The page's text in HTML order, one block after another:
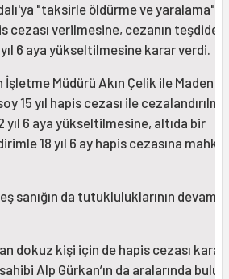
"taksirle öldürme ve yaralama"
cezası verilmesine, cezanın teşdiden
yıl 6 aya yükseltilmesine karar verdi.
Müdürü Akın Çelik ile Maden
15 yıl hapis cezası ile
yıl 6 aya yükseltilmesine, altıda bir
18 yıl 6 ay hapis cezasına
sanığın da tutukluluklarının
dokuz kişi için de hapis cezası kararı
Alp Gürkan’ın da aralarında